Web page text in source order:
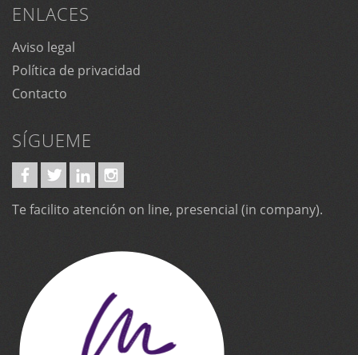
ENLACES
Aviso legal
Política de privacidad
Contacto
SÍGUEME
Te facilito atención on line, presencial (in company).